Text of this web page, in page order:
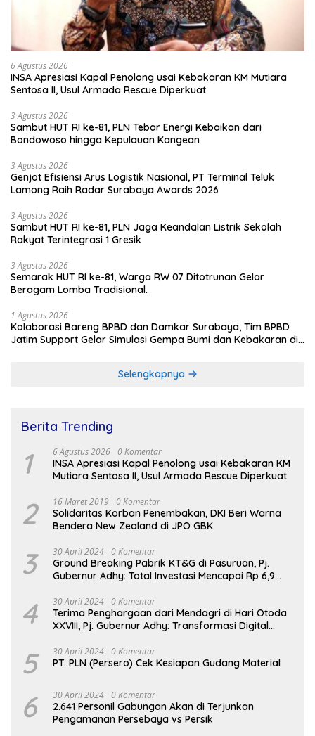
6 Agustus 2026
INSA Apresiasi Kapal Penolong usai Kebakaran KM Mutiara
Sentosa II, Usul Armada Rescue Diperkuat
3 Agustus 2026
Sambut HUT RI ke-81, PLN Tebar Energi Kebaikan dari
Bondowoso hingga Kepulauan Kangean
3 Agustus 2026
Genjot Efisiensi Arus Logistik Nasional, PT Terminal Teluk
Lamong Raih Radar Surabaya Awards 2026
3 Agustus 2026
Sambut HUT RI ke-81, PLN Jaga Keandalan Listrik Sekolah
Rakyat Terintegrasi 1 Gresik
3 Agustus 2026
Semarak HUT RI ke-81, Warga RW 07 Ditotrunan Gelar
Beragam Lomba Tradisional.
1 Agustus 2026
Kolaborasi Bareng BPBD dan Damkar Surabaya, Tim BPBD
Jatim Support Gelar Simulasi Gempa Bumi dan Kebakaran di
Selengkapnya
Berita Trending
1 6 Agustus 2026 0 Komentar
INSA Apresiasi Kapal Penolong usai Kebakaran KM
Mutiara Sentosa II, Usul Armada Rescue Diperkuat
2 16 Maret 2019 0 Komentar
Solidaritas Korban Penembakan, DKI Beri Warna
Bendera New Zealand di JPO GBK
3 30 April 2024 0 Komentar
Ground Breaking Pabrik KT&G di Pasuruan, Pj.
Gubernur Adhy: Total Investasi Mencapai Rp 6,9
4 30 April 2024 0 Komentar
Terima Penghargaan dari Mendagri di Hari Otoda
XXVIII, Pj. Gubernur Adhy: Transformasi Digital
Keberhasilan Jatim
5 30 April 2024 0 Komentar
PT. PLN (Persero) Cek Kesiapan Gudang Material
6 30 April 2024 0 Komentar
2.641 Personil Gabungan Akan di Terjunkan
Pengamanan Persebaya vs Persik